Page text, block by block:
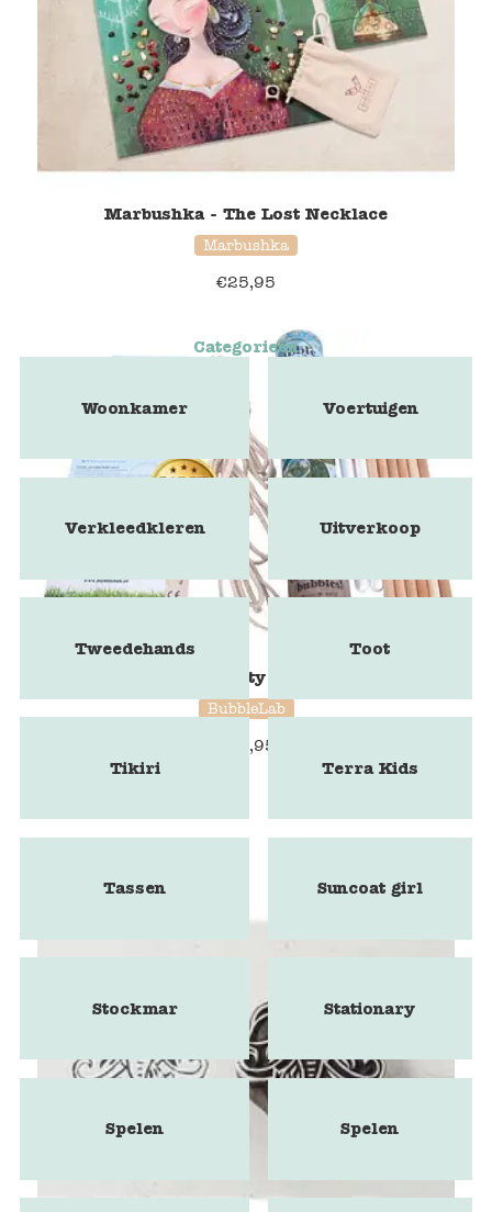
Marbushka - The Lost Necklace
Marbushka
€25,95
BubbleLab Party Fun edition
BubbleLab
24,95
Categorieën
Woonkamer Voertuigen
Verkleedkleren Uitverkoop
Tweedehands Toot
Tikiri Terra Kids
Tassen Suncoat girl
Stockmar Stationary
Spelen Spelen